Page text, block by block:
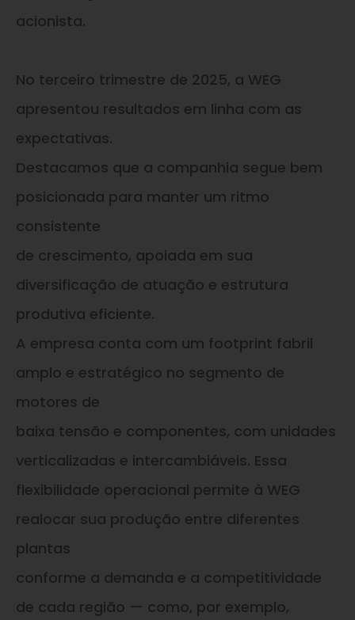
acionista.
No terceiro trimestre de 2025, a WEG
apresentou resultados em linha com as
expectativas.
Destacamos que a companhia segue bem
posicionada para manter um ritmo
consistente
de crescimento, apoiada em sua
diversificação de atuação e estrutura
produtiva eficiente.
A empresa conta com um footprint fabril
amplo e estratégico no segmento de
motores de
baixa tensão e componentes, com unidades
verticalizadas e intercambiáveis. Essa
flexibilidade operacional permite à WEG
realocar sua produção entre diferentes
plantas
conforme a demanda e a competitividade
de cada região — como, por exemplo,